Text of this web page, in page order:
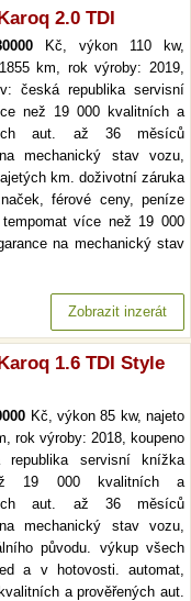
2.0 TDI
Kč, výkon 110 kw,
km, rok výroby: 2019,
česká republika servisní
než 19 000 kvalitních a
aut. až 36 měsíců
mechanický stav vozu,
km. doživotní záruka
férové ceny, peníze
více než 19 000
na mechanický stav
Zobrazit inzerát
1.6 TDI Style
Kč, výkon 85 kw, najeto
rok výroby: 2018, koupeno
servisní knížka
19 000 kvalitních a
aut. až 36 měsíců
mechanický stav vozu,
původu. výkup všech
a v hotovosti. automat,
a prověřených aut.